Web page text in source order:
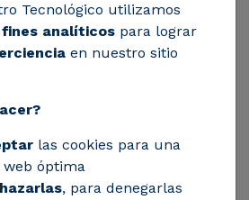
como OMICRON CMC-
servicios como la
sistemas de protección,
de saturación de
y análisis de fenómenos
en diversas
Tecnológico utilizamos
fines analíticos para lograr
en nuestro sitio
las cookies para una
óptima
, para denegarlas